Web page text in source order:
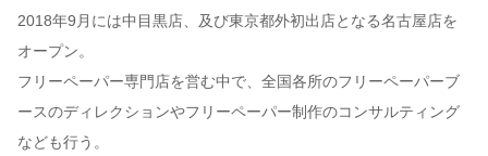
2018年9月には中目黒店、及び東京都外初出店となる名古屋店を
オープン。
フリーペーパー専門店を営む中で、全国各所のフリーペーパーブ
ースのディレクションやフリーペーパー制作のコンサルティング
なども行う。